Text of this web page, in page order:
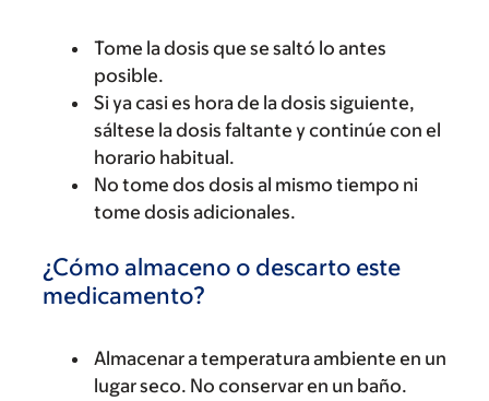
Tome la dosis que se saltó lo antes
posible.
Si ya casi es hora de la dosis siguiente,
sáltese la dosis faltante y continúe con el
horario habitual.
No tome dos dosis al mismo tiempo ni
tome dosis adicionales.
¿Cómo almaceno o descarto este
medicamento?
Almacenar a temperatura ambiente en un
lugar seco. No conservar en un baño.